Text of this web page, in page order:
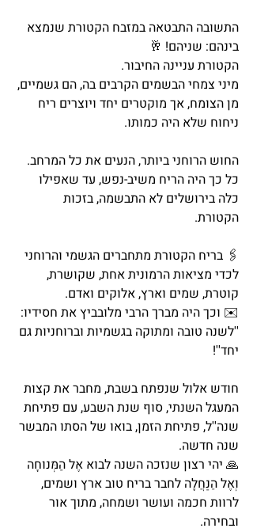
התשובה התבטאה במזבח הקטורת שנמצא
בינהם: שניהם! 🥂
הקטורת עניינה החיבור.
מיני צמחי הבשמים הקרבים בה, הם גשמיים,
מן הצומח, אך מוקטרים יחד ויוצרים ריח
ניחוח שלא היה כמותו.
החוש הרוחני ביותר, הנעים את כל המרחב.
כל כך היה הריח משיב-נפש, עד שאפילו
כלה בירושלים לא התבשמה, בזכות
הקטורת.
🖇️ בריח הקטורת מתחברים הגשמי והרוחני
לכדי מציאות הרמונית אחת, שקושרת,
קוטרת, שמים וארץ, אלוקים ואדם.
✉️ וכך היה מברך הרבי מלובביץ את חסידיו:
''לשנה טובה ומתוקה בגשמיות וברוחניות גם
יחד''!
חודש אלול שנפתח בשבת, מחבר את קצות
המעגל השנתי, סוף שנת השבע, עם פתיחת
שנה''ל, פתיחת הזמן, בואו של הסתו המבשר
שנה חדשה.
🙏 יהי רצון שנזכה השנה לבוא אֶל הַמְּנוּחָה
וְאֶל הַנַּחֲלָה לחבר בריח טוב ארץ ושמים,
לרוות חכמה ועושר ושמחה, מתוך אור
ובחירה.